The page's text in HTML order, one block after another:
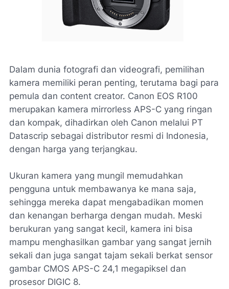
Dalam dunia fotografi dan videografi, pemilihan
kamera memiliki peran penting, terutama bagi para
pemula dan content creator. Canon EOS R100
merupakan kamera mirrorless APS-C yang ringan
dan kompak, dihadirkan oleh Canon melalui PT
Datascrip sebagai distributor resmi di Indonesia,
dengan harga yang terjangkau.
Ukuran kamera yang mungil memudahkan
pengguna untuk membawanya ke mana saja,
sehingga mereka dapat mengabadikan momen
dan kenangan berharga dengan mudah. Meski
berukuran yang sangat kecil, kamera ini bisa
mampu menghasilkan gambar yang sangat jernih
sekali dan juga sangat tajam sekali berkat sensor
gambar CMOS APS-C 24,1 megapiksel dan
prosesor DIGIC 8.